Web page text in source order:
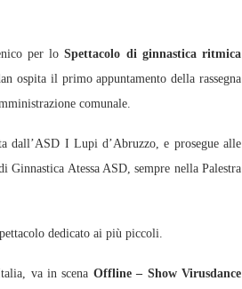
per loSpettacolo di ginnastica ritmica
ospita il primo appuntamento della rassegna
comunale.
dall’ASD I Lupi d’Abruzzo, e prosegue alle
Ginnastica Atessa ASD, sempre nella Palestra
dedicato ai più piccoli.
va in scena Offline – Show Virusdance